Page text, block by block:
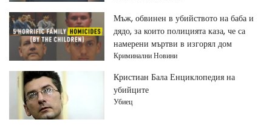
Мъж, обвинен в убийството на баба и
дядо, за които полицията каза, че са
намерени мъртви в изгорял дом
Криминални Новини
Кристиан Бала Енциклопедия на
убийците
Убиец